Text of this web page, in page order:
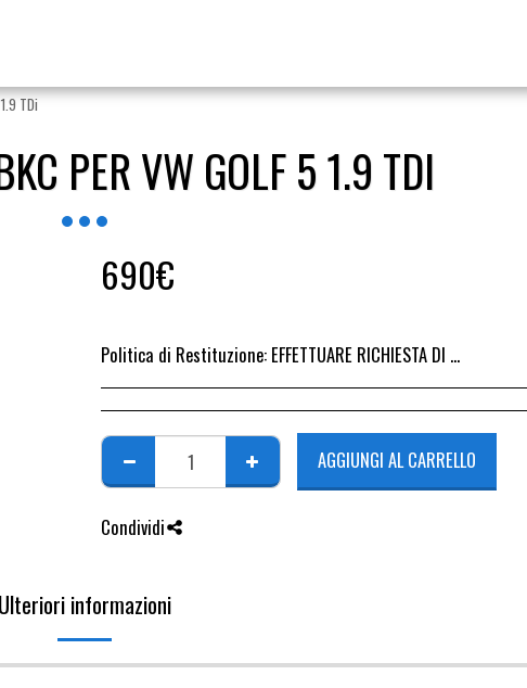
TDi
PER VW GOLF 5 1.9 TDI
690€
Politica di Restituzione: EFFETTUARE RICHIESTA DI RESO ENTRO 14 GIORNI DALL&#039;ACQUISTO DEL RICAMBIO, IL RIMBORSO VIENE EMESSO ALLA CONSEGNA DEL RICAMBIO IN SEDE.
AGGIUNGI AL CARRELLO
Condividi
Ulteriori informazioni